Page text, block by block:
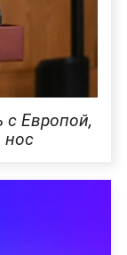
с Европой,
нос